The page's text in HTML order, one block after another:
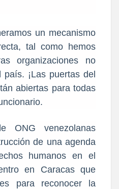
un mecanismo
tal como hemos
organizaciones no
país. ¡Las puertas del
abiertas para todas
venezolanas
de una agenda
humanos en el
en Caracas que
para reconocer la